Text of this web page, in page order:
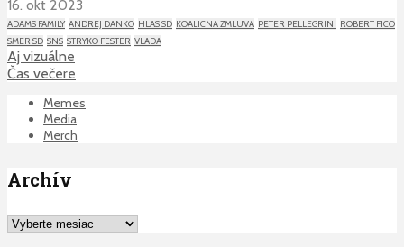
16. okt 2023
ADAMS FAMILY ANDREJ DANKO HLAS SD KOALICNA ZMLUVA PETER PELLEGRINI ROBERT FICO
SMER SD SNS STRYKO FESTER VLADA
Aj vizuálne
Čas večere
Memes
Media
Merch
Archív
Archív